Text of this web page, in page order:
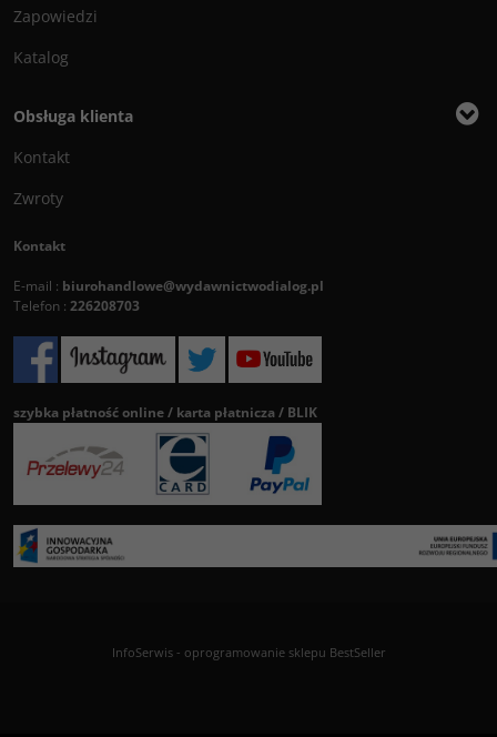
Zapowiedzi
Katalog
Obsługa klienta
Kontakt
Zwroty
Kontakt
E-mail : biurohandlowe@wydawnictwodialog.pl
Telefon : 226208703
szybka płatność online / karta płatnicza / BLIK
InfoSerwis- oprogramowanie sklepu BestSeller